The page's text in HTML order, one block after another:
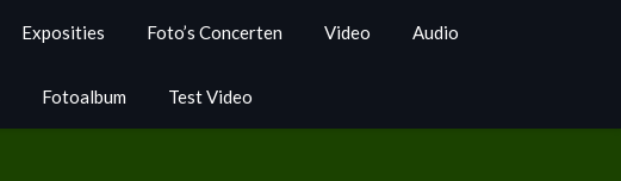
Exposities Foto’s Concerten Video Audio
Fotoalbum Test Video